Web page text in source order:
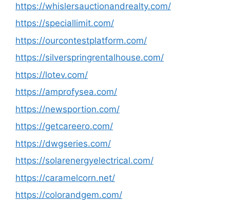
https://whislersauctionandrealty.com/
https://speciallimit.com/
https://ourcontestplatform.com/
https://silverspringrentalhouse.com/
https://lotev.com/
https://amprofysea.com/
https://newsportion.com/
https://getcareero.com/
https://dwgseries.com/
https://solarenergyelectrical.com/
https://caramelcorn.net/
https://colorandgem.com/